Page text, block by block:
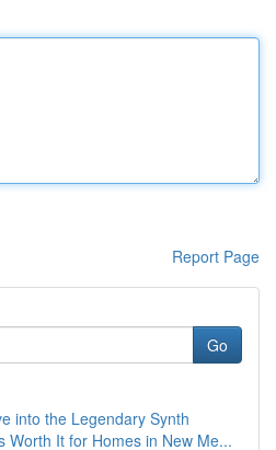
Report Page
Go
into the Legendary Synth
Worth It for Homes in New Me...